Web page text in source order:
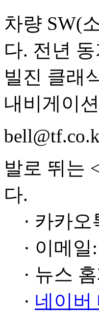
차량 SW(
다. 전년
빌진 클래
내비게이
발로 뛰는
다.
· 카카
· 이메일:
· 뉴스
· 네이